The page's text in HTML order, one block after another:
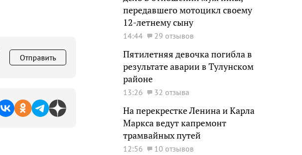
Отправить
передавшего мотоцикл своему
12-летнему сыну
14:44 29 отзывов
Пятилетняя девочка погибла в
результате аварии в Тулунском
районе
13:26 32 отзыва
На перекрестке Ленина и Карла
Маркса ведут капремонт
трамвайных путей
12:56 10 отзывов